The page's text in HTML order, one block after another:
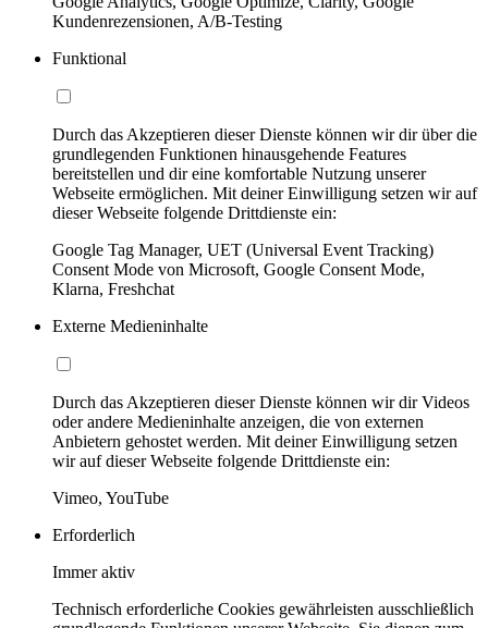
Kundenrezensionen, A/B-Testing
Funktional
Durch das Akzeptieren dieser Dienste können wir dir über die
grundlegenden Funktionen hinausgehende Features
bereitstellen und dir eine komfortable Nutzung unserer
Webseite ermöglichen. Mit deiner Einwilligung setzen wir auf
dieser Webseite folgende Drittdienste ein:
Google Tag Manager, UET (Universal Event Tracking)
Consent Mode von Microsoft, Google Consent Mode,
Klarna, Freshchat
Externe Medieninhalte
Durch das Akzeptieren dieser Dienste können wir dir Videos
oder andere Medieninhalte anzeigen, die von externen
Anbietern gehostet werden. Mit deiner Einwilligung setzen
wir auf dieser Webseite folgende Drittdienste ein:
Vimeo, YouTube
Erforderlich
Immer aktiv
Technisch erforderliche Cookies gewährleisten ausschließlich